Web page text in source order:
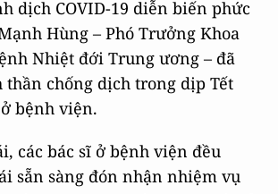
dịch COVID-19 diễn biến phức
Hùng – Phó Trưởng Khoa
Nhiệt đới Trung ương – đã
thần chống dịch trong dịp Tết
bệnh viện.
các bác sĩ ở bệnh viện đều
sẵn sàng đón nhận nhiệm vụ